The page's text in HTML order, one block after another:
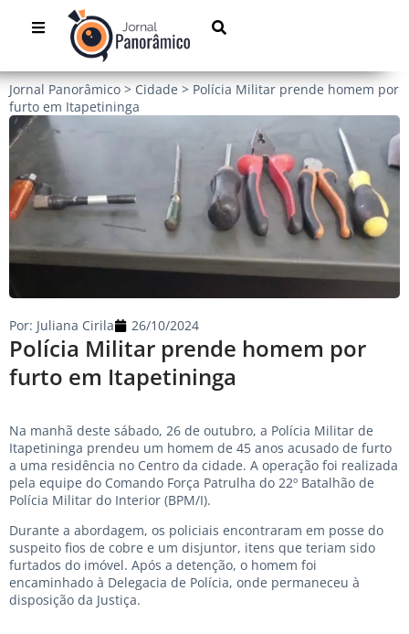
Jornal Panorâmico > Cidade > Polícia Militar prende homem por
furto em Itapetininga
Polícia Militar prende homem por
furto em Itapetininga
Por: Juliana Cirila 26/10/2024
Na manhã deste sábado, 26 de outubro, a Polícia Militar de
Itapetininga prendeu um homem de 45 anos acusado de furto
a uma residência no Centro da cidade. A operação foi realizada
pela equipe do Comando Força Patrulha do 22º Batalhão de
Polícia Militar do Interior (BPM/I).
Durante a abordagem, os policiais encontraram em posse do
suspeito fios de cobre e um disjuntor, itens que teriam sido
furtados do imóvel. Após a detenção, o homem foi
encaminhado à Delegacia de Polícia, onde permaneceu à
disposição da Justiça.